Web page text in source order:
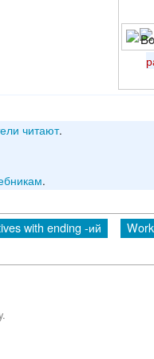
читают.
.
with ending -ий